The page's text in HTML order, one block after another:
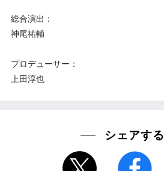
総合演出：
神尾祐輔
プロデューサー：
上田淳也
シェアする